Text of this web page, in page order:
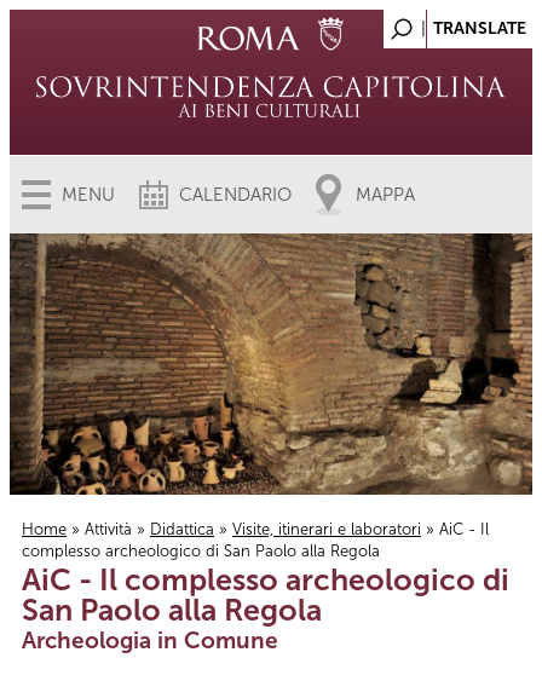
MENU CALENDARIO MAPPA
Tu sei qui
Home » Attività » Didattica » Visite, itinerari e laboratori » AiC - Il
complesso archeologico di San Paolo alla Regola
AiC - Il complesso archeologico di
San Paolo alla Regola
Archeologia in Comune